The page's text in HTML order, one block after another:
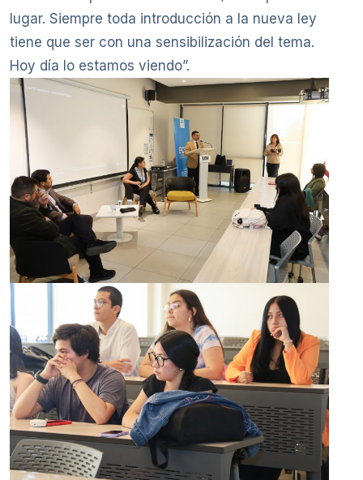
lugar. Siempre toda introducción a la nueva ley
tiene que ser con una sensibilización del tema.
Hoy día lo estamos viendo”.